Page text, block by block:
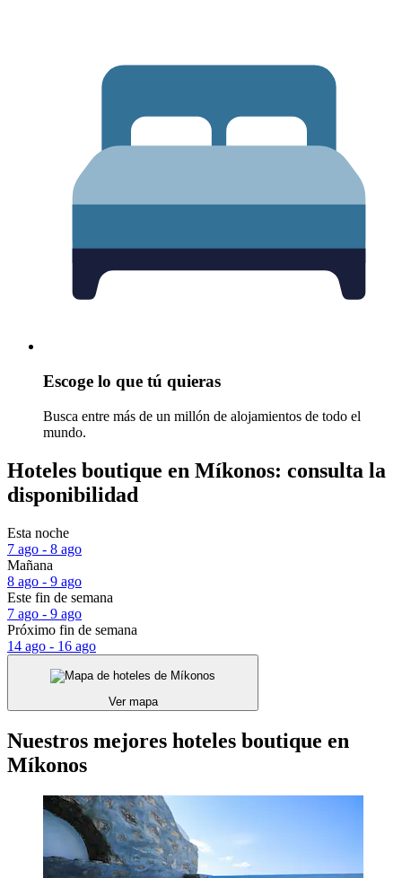
Escoge lo que tú quieras
Busca entre más de un millón de alojamientos de todo el
mundo.
Hoteles boutique en Míkonos: consulta la
disponibilidad
Esta noche
7 ago - 8 ago
Mañana
8 ago - 9 ago
Este fin de semana
7 ago - 9 ago
Próximo fin de semana
14 ago - 16 ago
Ver mapa
Nuestros mejores hoteles boutique en
Míkonos